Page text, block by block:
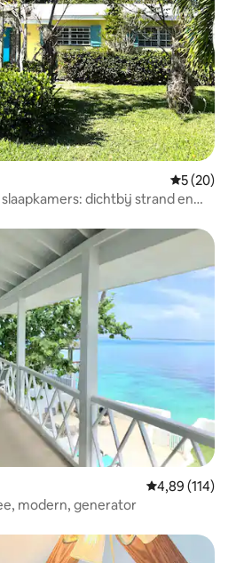
5 (20)
dichtbij strand en
Gemiddelde
4,89 (114)
modern, generator